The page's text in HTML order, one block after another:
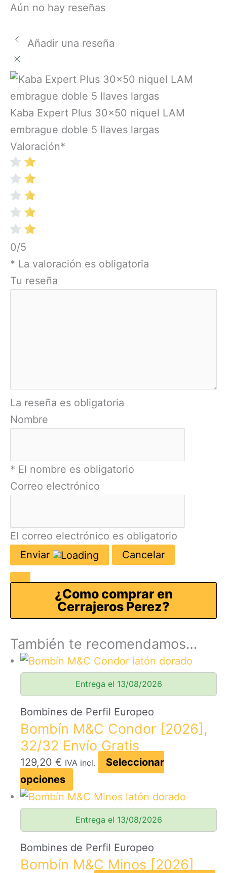
Aún no hay reseñas
Añadir una reseña
Kaba Expert Plus 30x50 niquel LAM
embrague doble 5 llaves largas
Valoración*
0/5
* La valoración es obligatoria
Tu reseña
La reseña es obligatoria
Nombre
* El nombre es obligatorio
Correo electrónico
El correo electrónico es obligatorio
Enviar
Cancelar
¿Como comprar en
Cerrajeros Perez?
También te recomendamos…
Entrega el 13/08/2026
Bombines de Perfil Europeo
Bombín M&C Condor [2026],
32/32 Envío Gratis
129,20 € IVA incl.
Seleccionar
opciones
producto
tiene
múltiples
variantes.
Las
Entrega el 13/08/2026
Bombines de Perfil Europeo
Bombín M&C Minos [2026]